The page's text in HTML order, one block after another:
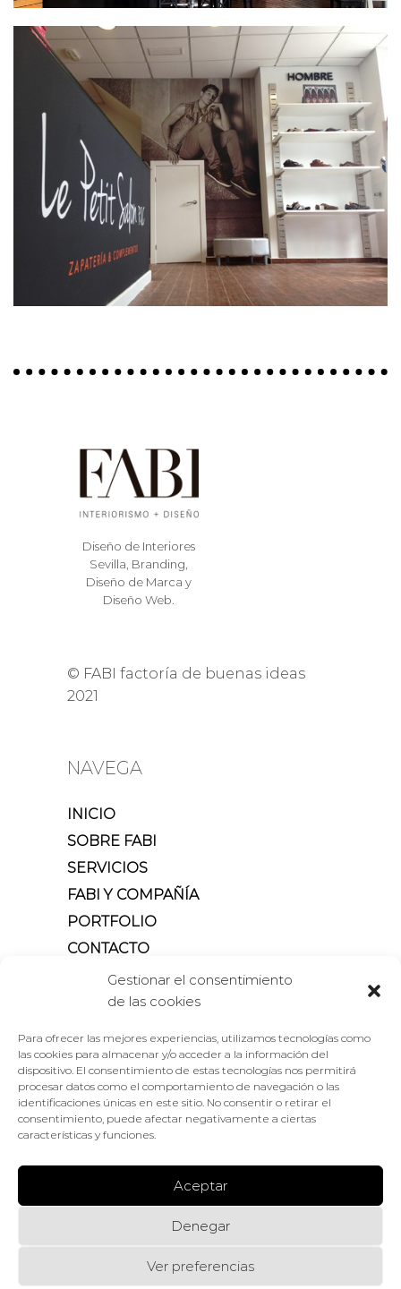
Gestionar el consentimiento
de las cookies
Para ofrecer las mejores experiencias, utilizamos tecnologías como
las cookies para almacenar y/o acceder a la información del
dispositivo. El consentimiento de estas tecnologías nos permitirá
procesar datos como el comportamiento de navegación o las
identificaciones únicas en este sitio. No consentir o retirar el
consentimiento, puede afectar negativamente a ciertas
características y funciones.
Aceptar
Denegar
Ver preferencias
DECORACIÓN INTEGRAL LE
PETIT SALON R&C
Diseño de Interiores
Sevilla, Branding,
Diseño de Marca y
Diseño Web.
© FABI factoría de buenas ideas
2021
NAVEGA
INICIO
SOBRE FABI
SERVICIOS
FABI Y COMPAÑÍA
PORTFOLIO
CONTACTO
(+34) 615 213 692
escribe a
fabi@fabi.es
visítanos en
Edificio Palmera Real. C/
Historiador Juan Manzano, 2
Módulos 124-125
41089 Montequinto (Sevilla).